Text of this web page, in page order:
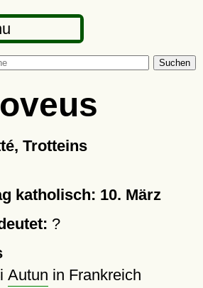
Suchen
Trotteins
katholisch: 10. März
?
Autun in Frankreich